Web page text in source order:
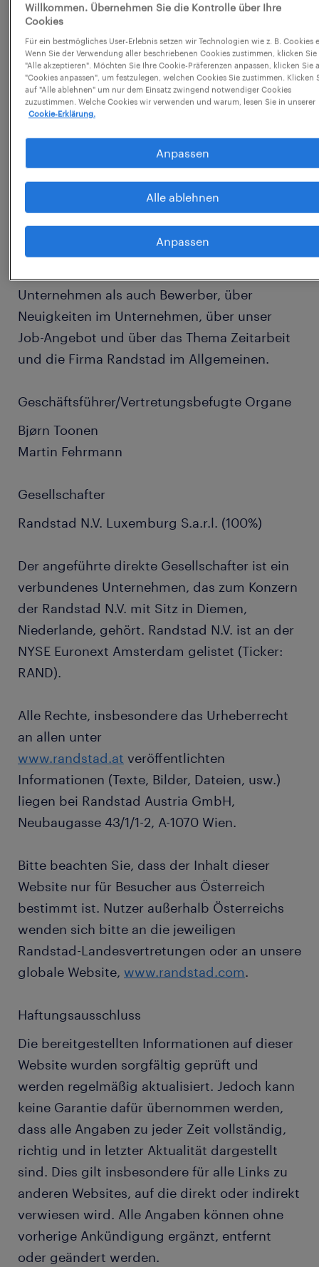
Mitgliedschaften
ÖSTERREICHS
PERSONALDIENSTLEISTER:
Mitglied der Wirtschaftskammer Österreich:
www.wko.at
Unternehmensgegenstand
Fachgruppe: Allgemeines Gewerbe
Berufsgruppen: Arbeitskräfteüberlasser
Grundlegende Richtung der Website
Unternehmen als auch Bewerber, über
Neuigkeiten im Unternehmen, über unser
Job-Angebot und über das Thema Zeitarbeit
und die Firma Randstad im Allgemeinen.
Geschäftsführer/Vertretungsbefugte Organe
Bjørn Toonen
Martin Fehrmann
Gesellschafter
Randstad N.V. Luxemburg S.a.r.l. (100%)
Der angeführte direkte Gesellschafter ist ein
verbundenes Unternehmen, das zum Konzern
der Randstad N.V. mit Sitz in Diemen,
Niederlande, gehört. Randstad N.V. ist an der
NYSE Euronext Amsterdam gelistet (Ticker:
RAND).
Alle Rechte, insbesondere das Urheberrecht
an allen unter
www.randstad.at veröffentlichten
Informationen (Texte, Bilder, Dateien, usw.)
liegen bei Randstad Austria GmbH,
Neubaugasse 43/1/1-2, A-1070 Wien.
Bitte beachten Sie, dass der Inhalt dieser
Website nur für Besucher aus Österreich
bestimmt ist. Nutzer außerhalb Österreichs
wenden sich bitte an die jeweiligen
Randstad-Landesvertretungen oder an unsere
globale Website, www.randstad.com.
Haftungsausschluss
Die bereitgestellten Informationen auf dieser
Website wurden sorgfältig geprüft und
werden regelmäßig aktualisiert. Jedoch kann
keine Garantie dafür übernommen werden,
dass alle Angaben zu jeder Zeit vollständig,
richtig und in letzter Aktualität dargestellt
sind. Dies gilt insbesondere für alle Links zu
anderen Websites, auf die direkt oder indirekt
verwiesen wird. Alle Angaben können ohne
vorherige Ankündigung ergänzt, entfernt
oder geändert werden.
Willkommen. Übernehmen Sie die Kontrolle über Ihre
Cookies
Für ein bestmögliches User-Erlebnis setzen wir Technologien wie z. B. Cookies
Wenn Sie der Verwendung aller beschriebenen Cookies zustimmen, klicken Sie
"Alle akzeptieren". Möchten Sie Ihre Cookie-Präferenzen anpassen, klicken Sie
"Cookies anpassen", um festzulegen, welchen Cookies Sie zustimmen. Klicken
auf "Alle ablehnen" um nur dem Einsatz zwingend notwendiger Cookies
zuzustimmen. Welche Cookies wir verwenden und warum, lesen Sie in unserer
Cookie-Erklärung.
Anpassen
Alle ablehnen
Anpassen